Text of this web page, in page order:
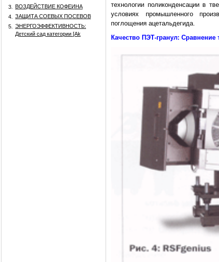
3.
ВОЗДЕЙСТВИЕ КОФЕИНА
4.
ЗАЩИТА СОЕВЫХ ПОСЕВОВ
5.
ЭНЕРГОЭФФЕКТИВНОСТЬ:
Детский сад категории [Аk
технологии поликонденсации в
условиях промышленного
поглощения ацетальдегида.
Качество ПЭТ-гранул: Сравнение